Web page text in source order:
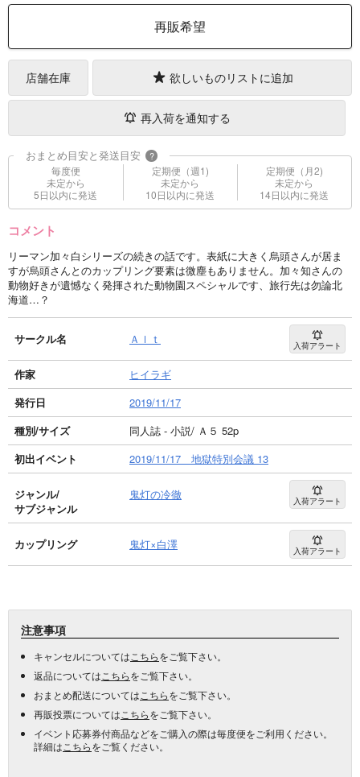
再販希望
店舗在庫 欲しいものリストに追加
再入荷を通知する
おまとめ目安と発送目安 ?
毎度便
未定から
5日以内に発送
定期便（週1)
未定から
10日以内に発送
定期便（月2)
未定から
14日以内に発送
コメント
リーマン加々白シリーズの続きの話です。表紙に大きく烏頭さんが居ま
すが烏頭さんとのカップリング要素は微塵もありません。加々知さんの
動物好きが遺憾なく発揮された動物園スペシャルです、旅行先は勿論北
海道…？
サークル名 Ａｌｔ 入荷アラート
作家
ヒイラギ
発行日
2019/11/17
種別/サイズ
同人誌 - 小説/ Ａ５ 52p
初出イベント
2019/11/17 地獄特別会議 13
ジャンル/
サブジャンル
鬼灯の冷徹 入荷アラート
カップリング 鬼灯×白澤 入荷アラート
注意事項
キャンセルについては こちらをご覧下さい。
返品については こちらをご覧下さい。
おまとめ配送については こちらをご覧下さい。
再販投票については こちらをご覧下さい。
イベント応募券付商品などをご購入の際は毎度便をご利用ください。
詳細は こちらをご覧ください。